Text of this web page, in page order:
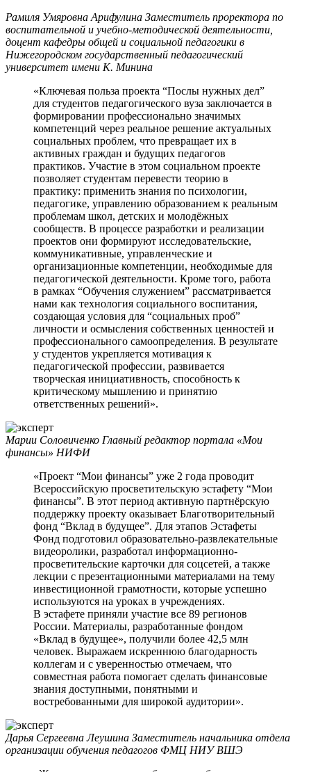
Рамиля Умяровна Арифулина Заместитель проректора по
воспитательной и учебно-методической деятельности,
доцент кафедры общей и социальной педагогики в
Нижегородском государственный педагогический
университет имени К. Минина
«Ключевая польза проекта “Послы нужных дел”
для студентов педагогического вуза заключается в
формировании профессионально значимых
компетенций через реальное решение актуальных
социальных проблем, что превращает их в
активных граждан и будущих педагогов
практиков. Участие в этом социальном проекте
позволяет студентам перевести теорию в
практику: применить знания по психологии,
педагогике, управлению образованием к реальным
проблемам школ, детских и молодёжных
сообществ. В процессе разработки и реализации
проектов они формируют исследовательские,
коммуникативные, управленческие и
организационные компетенции, необходимые для
педагогической деятельности. Кроме того, работа
в рамках “Обучения служением” рассматривается
нами как технология социального воспитания,
создающая условия для “социальных проб”
личности и осмысления собственных ценностей и
профессионального самоопределения. В результате
у студентов укрепляется мотивация к
педагогической профессии, развивается
творческая инициативность, способность к
критическому мышлению и принятию
ответственных решений».
Марии Соловиченко Главный редактор портала «Мои
финансы» НИФИ
«Проект “Мои финансы” уже 2 года проводит
Всероссийскую просветительскую эстафету “Мои
финансы”. В этот период активную партнёрскую
поддержку проекту оказывает Благотворительный
фонд “Вклад в будущее”. Для этапов Эстафеты
Фонд подготовил образовательно-развлекательные
видеоролики, разработал информационно-
просветительские карточки для соцсетей, а также
лекции с презентационными материалами на тему
инвестиционной грамотности, которые успешно
используются на уроках в учреждениях.
В эстафете приняли участие все 89 регионов
России. Материалы, разработанные фондом
«Вклад в будущее», получили более 42,5 млн
человек. Выражаем искреннюю благодарность
коллегам и с уверенностью отмечаем, что
совместная работа помогает сделать финансовые
знания доступными, понятными и
востребованными для широкой аудитории».
Дарья Сергеевна Леушина Заместитель начальника отдела
организации обучения педагогов ФМЦ НИУ ВШЭ